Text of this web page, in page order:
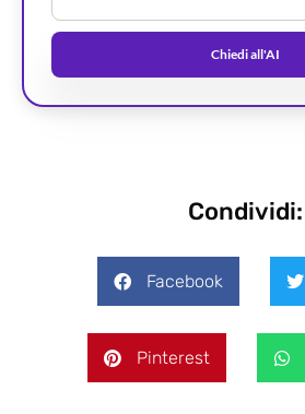
Chiedi all'AI
Condividi:
Facebook
Pinterest